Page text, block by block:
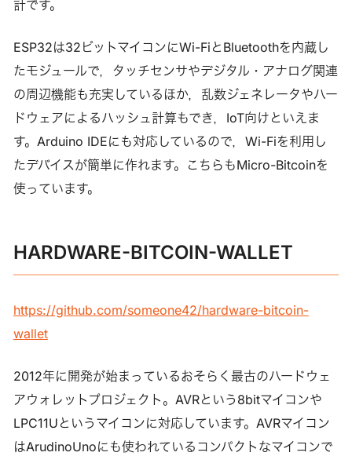
計です。
ESP32は32ビットマイコンにWi-FiとBluetoothを内蔵し
たモジュールで，タッチセンサやデジタル・アナログ関連
の周辺機能も充実しているほか，乱数ジェネレータやハー
ドウェアによるハッシュ計算もでき，IoT向けといえま
す。Arduino IDEにも対応しているので，Wi-Fiを利用し
たデバイスが簡単に作れます。こちらもMicro-Bitcoinを
使っています。
HARDWARE-BITCOIN-WALLET
https://github.com/someone42/hardware-bitcoin-
wallet
2012年に開発が始まっているおそらく最古のハードウェ
アウォレットプロジェクト。AVRという8bitマイコンや
LPC11Uというマイコンに対応しています。AVRマイコン
はArudinoUnoにも使われているコンパクトなマイコンで